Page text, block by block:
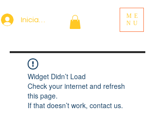
Iniciar sesión
ME
NU
Widget Didn’t Load
Check your internet and refresh
this page.
If that doesn’t work, contact us.